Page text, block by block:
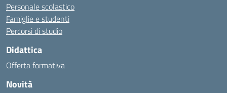
Personale scolastico
Famiglie e studenti
Percorsi di studio
Didattica
Offerta formativa
Novità